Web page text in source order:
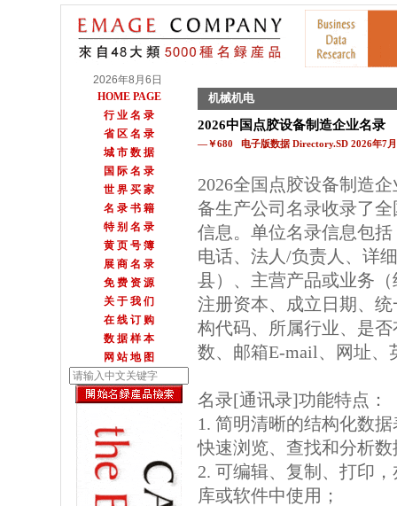
2026年8月6日
HOME PAGE
行 业 名 录
省 区 名 录
城 市 数 据
国 际 名 录
世 界 买 家
名 录 书 籍
特 别 名 录
黄 页 号 簿
展 商 名 录
免 费 资 源
关 于 我 们
在 线 订 购
数 据 样 本
网 站 地 图
机械机电
2026中国点胶设备制造企业名录
—￥680 电子版数据 Directory.SD 2026年7
2026全国点胶设备制造
备生产公司名录收录了
信息。单位名录信息包
电话、法人/负责人、详
县）、主营产品或业务
注册资本、成立日期、
构代码、所属行业、是
数、邮箱E-mail、网址、
名录[通讯录]功能特点：
1. 简明清晰的结构化数
快速浏览、查找和分析数
2. 可编辑、复制、打印
库或软件中使用；